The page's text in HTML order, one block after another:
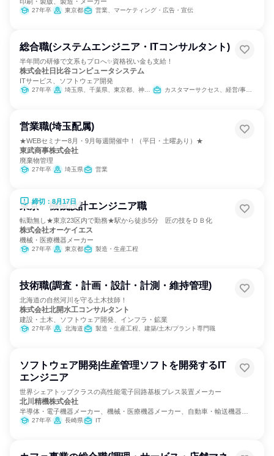
27年卒 東京都 営業、マーケティング・広告・宣伝
総合職(システムエンジニア・ITコンサルタント)
半年間の研修で文系もプロへ✨資格祝い金も支給！
株式会社日比谷コンピュータシステム
ITサービス、ソフトウェア開発
27年卒 埼玉県、千葉県、東京都、神奈川県 カスタマーサクセス、経営/事業企画、IT
営業職(埼玉配属)
★WEBセミナー8月・9月毎週開催中！（平日・土曜あり）★
東武商事株式会社
廃棄物管理
27年卒 埼玉県 営業
締切：8月17日
東京 機械設計エンジニア職
転勤無し★東京23区内で勤務★駅から徒歩5分 匠の技をＤＢ化
株式会社オーケイエス
機械・医療機器メーカー
27年卒 東京都 製造・生産工程
技術職(調査・計画・設計・計測・維持管理)
北海道の自然河川を守る土木技師！
株式会社北開水工コンサルタント
建設・土木、ソフトウェア開発、インフラ・鉱業
27年卒 北海道 製造・生産工程、建築/土木/プラント専門職
ソフトウェア開発|生産管理ソフトを開発するIT
エンジニア
世界シェアトップクラスの高性能電子回路基板プレス装置メーカー
北川精機株式会社
半導体・電子機器メーカー、機械・医療機器メーカー、自動車・輸送機器メ
ーカー27年卒 長崎県 IT